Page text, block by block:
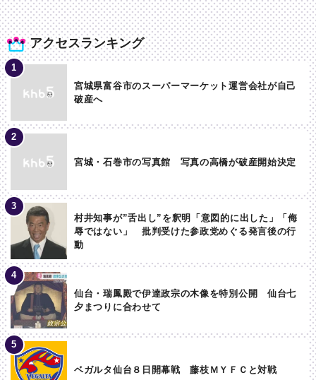
アクセスランキング
宮城県富谷市のスーパーマーケット運営会社が自己
破産へ
宮城・石巻市の写真館 写真の高橋が破産開始決定
村井知事が”舌出し”を釈明「意図的に出した」「侮
辱ではない」 批判受けた参政党めぐる発言後の行
動
仙台・瑞鳳殿で伊達政宗の木像を特別公開 仙台七
夕まつりに合わせて
ベガルタ仙台８日開幕戦 藤枝ＭＹＦＣと対戦